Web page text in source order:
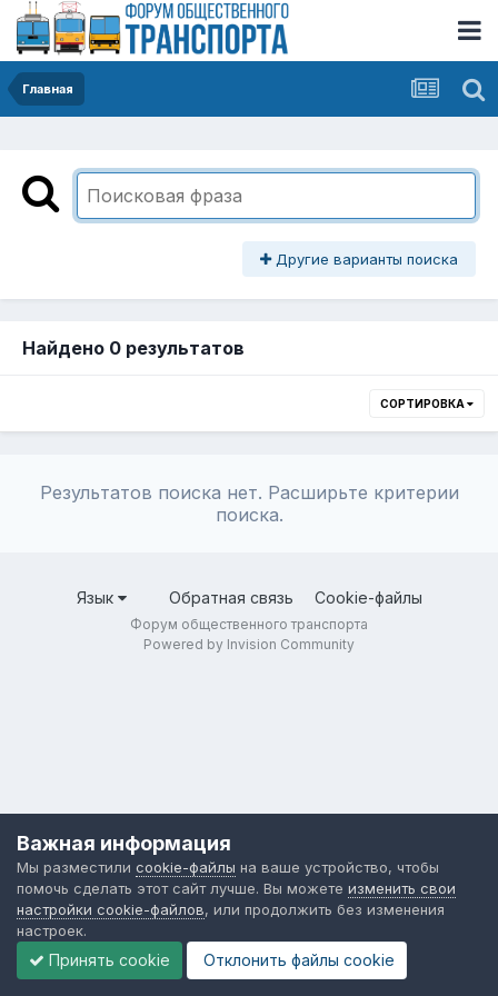
Главная
Другие варианты поиска
Найдено 0 результатов
СОРТИРОВКА
Результатов поиска нет. Расширьте критерии
поиска.
Язык Обратная связь Cookie-файлы
Форум общественного транспорта
Powered by Invision Community
Важная информация
Мы разместили cookie-файлы на ваше устройство, чтобы
помочь сделать этот сайт лучше. Вы можете изменить свои
настройки cookie-файлов, или продолжить без изменения
настроек.
Принять cookie Отклонить файлы сookie